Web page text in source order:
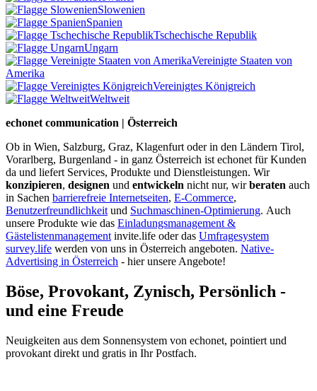
Slowenien
Spanien
Tschechische Republik
Ungarn
Vereinigte Staaten von
Amerika
Vereinigtes Königreich
Weltweit
echonet communication | Österreich
Ob in Wien, Salzburg, Graz, Klagenfurt oder in den Ländern Tirol,
Vorarlberg, Burgenland - in ganz Österreich ist echonet für Kunden
da und liefert Services, Produkte und Dienstleistungen. Wir
konzipieren, designen und entwickeln nicht nur, wirberaten auch
in Sachen barrierefreie Internetseiten, E-Commerce,
Benutzerfreundlichkeit und Suchmaschinen-Optimierung. Auch
unsere Produkte wie das Einladungsmanagement &
Gästelistenmanagement invite.life oder das Umfragesystem
survey.life werden von uns in Österreich angeboten. Native-
Advertising in Österreich - hier unsere Angebote!
Böse, Provokant, Zynisch, Persönlich -
und eine Freude
Neuigkeiten aus dem Sonnensystem von echonet, pointiert und
provokant direkt und gratis in Ihr Postfach.